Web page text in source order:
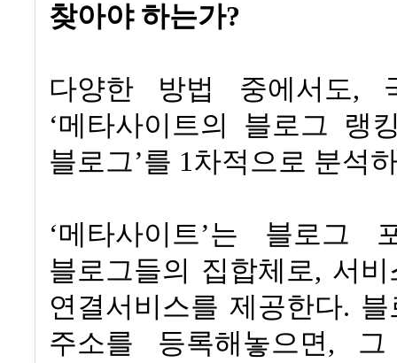
찾아야 하는가?
다양한 방법 중에서도,
‘메타사이트의 블로그 랭
블로그’를 1차적으로 분석
‘메타사이트’는 블로그
블로그들의 집합체로, 서
연결서비스를 제공한다.
주소를 등록해놓으면 ,